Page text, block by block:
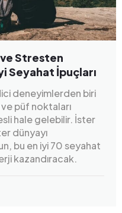
Stresten
Seyahat İpuçları
deneyimlerden biri
püf noktaları
hale gelebilir. İster
dünyayı
bu en iyi 70 seyahat
kazandıracak.